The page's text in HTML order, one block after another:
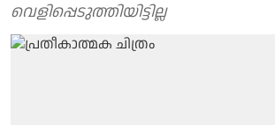
വെളിപ്പെടുത്തിയിട്ടില്ല